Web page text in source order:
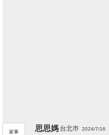
家事
思思媽 台北巿 2024/7/16